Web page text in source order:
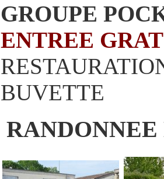
GROUPE
ENTREE
BUVETTE